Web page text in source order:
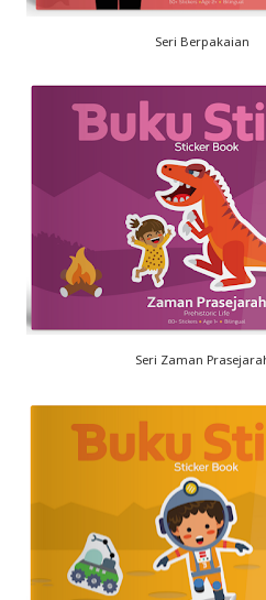
Seri Berpakaian
Seri Zaman